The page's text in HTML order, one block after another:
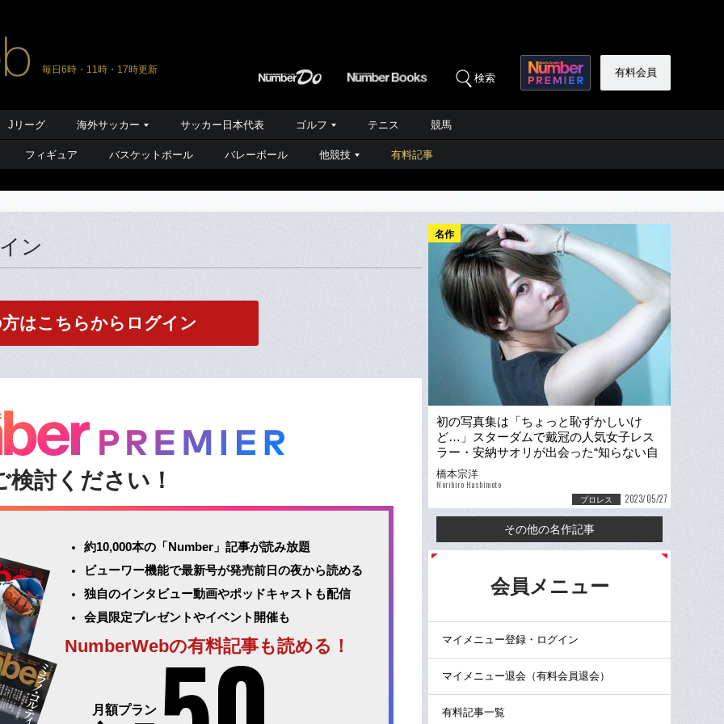
毎日6時・11時・17時更新
検索 有料会員
Jリーグ 海外サッカー サッカー日本代表 ゴルフ テニス 競馬
フィギュア バスケットボール バレーボール 他競技 有料記事
ン
はこちらからログイン
検討ください！
約10,000本の「Number」記事が読み放題
ビューワー機能で最新号が発売前日の夜から読める
独自のインタビュー動画やポッドキャストも配信
会員限定プレゼントやイベント開催も
NumberWebの有料記事も読める！
月額プラン
名作
初の写真集は「ちょっと恥ずかしいけ
ど…」スターダムで戴冠の人気女子レス
ラー・安納サオリが出会った“知らない自
分”「誰とも違う存在でいたい」
橋本宗洋
Norihiro Hashimoto
プロレス 2023/05/27
その他の名作記事
会員メニュー
マイメニュー登録・ログイン
マイメニュー退会（有料会員退会）
有料記事一覧